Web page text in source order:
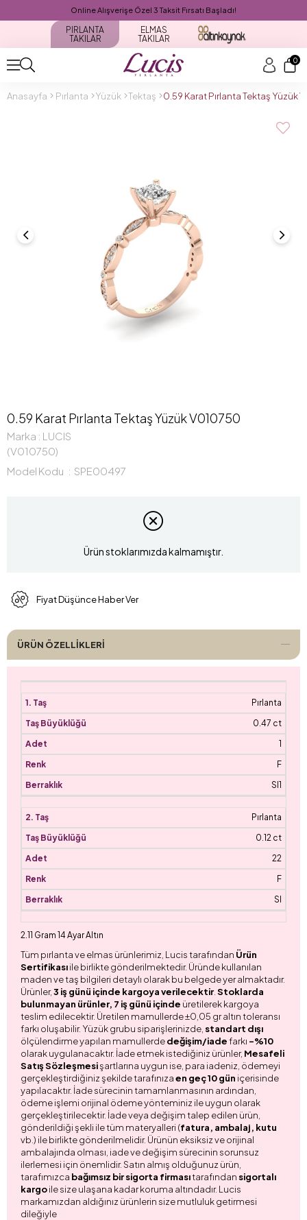
Online Alışverişe Özel 3 Taksit Fırsatı Başladı!
PIRLANTA
TAKILAR
ELMAS
TAKILAR
0
Anasayfa Pırlanta Yüzük Tektaş 0.59 Karat Pırlanta Tektaş Yüzük
0.59 Karat Pırlanta Tektaş Yüzük V010750
Marka : LUCIS
(V010750)
Model Kodu
SPE00497
Ürün stoklarımızda kalmamıştır.
Fiyat Düşünce Haber Ver
ÜRÜN ÖZELLIKLERI
Pırlanta
0.47 ct
1
F
SI1
Pırlanta
0.12 ct
22
F
SI
2.11 Gram 14 Ayar Altın
Tüm pırlanta ve elmas ürünlerimiz, Lucis tarafından Ürün
Sertifikasıile birlikte gönderilmektedir. Üründe kullanılan
maden ve taş bilgileri detaylı olarak bu belgede yer almaktadır.
Ürünler,3 iş günü içinde kargoya verilecektir. Stoklarda
bulunmayan ürünler, 7 iş günü içinde üretilerek kargoya
teslim edilecektir. Üretilen mamullerde ±0,05 gr altın toleransı
farkı oluşabilir. Yüzük grubu siparişlerinizde, standart dışı
ölçülendirme yapılan mamullerdedeğişim/iadefarkı -%10
olarak uygulanacaktır. İade etmek istediğiniz ürünler, Mesafeli
Satış Sözleşmesişartlarına uygun ise, para iadeniz, ödemeyi
gerçekleştirdiğiniz şekilde tarafınızaen geç 10 gün içerisinde
yapılacaktır. İade sürecinin tamamlanmasının ardından,
ödeme işlemi orijinal ödeme yönteminiz ile uygun olarak
gerçekleştirilecektir. İade veya değişim talep edilen ürün,
gönderildiği şekli ile tüm materyalleri (fatura, ambalaj, kutu
vb.) ile birlikte gönderilmelidir. Ürünün eksiksiz ve orijinal
ambalajında olması, iade ve değişim sürecinin sorunsuz
ilerlemesi için önemlidir. Satın almış olduğunuz ürün,
tarafımızca bağımsız bir sigorta firmasıtarafından sigortalı
kargoile size ulaşana kadar koruma altındadır. Lucis
markamızdan aldığınız ürünlerin size mutluluk getirmesi
dileğiyle